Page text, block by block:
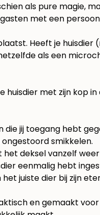
als pure magie,
met een
Heeft je
als een
huisdier met zijn
die jij toegang hebt
smikkelen.
het deksel vanzelf
eenmalig hebt
juiste dier bij zijn
en gemaakt